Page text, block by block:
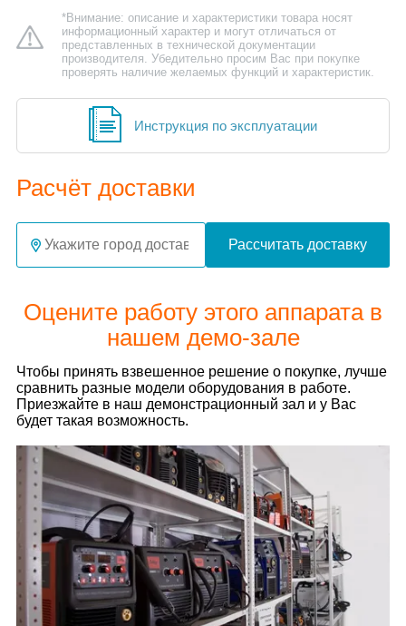
*Внимание: описание и характеристики товара носят
информационный характер и могут отличаться от
представленных в технической документации
производителя. Убедительно просим Вас при покупке
проверять наличие желаемых функций и характеристик.
Инструкция по эксплуатации
Расчёт доставки
Рассчитать доставку
Оцените работу этого аппарата в
нашем демо-зале
Чтобы принять взвешенное решение о покупке, лучше
сравнить разные модели оборудования в работе.
Приезжайте в наш демонстрационный зал и у Вас
будет такая возможность.